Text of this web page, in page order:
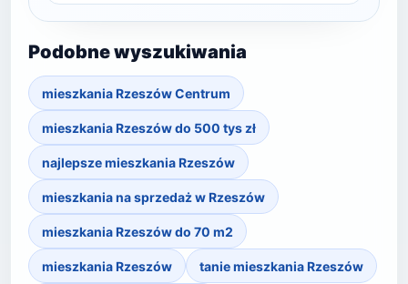
Podobne wyszukiwania
mieszkania Rzeszów Centrum
mieszkania Rzeszów do 500 tys zł
najlepsze mieszkania Rzeszów
mieszkania na sprzedaż w Rzeszów
mieszkania Rzeszów do 70 m2
mieszkania Rzeszów tanie mieszkania Rzeszów